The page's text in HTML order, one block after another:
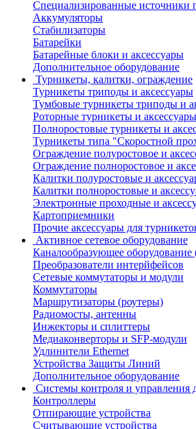
Специализированные источники
Аккумуляторы
Стабилизаторы
Батарейки
Батарейные блоки и аксессуары
Дополнительное оборудование
Турникеты, калитки, ограждение
Турникеты триподы и аксессуары
Тумбовые турникеты триподы и
Роторные турникеты и аксессуары
Полноростовые турникеты и
Турникеты типа "Скоростной
Ограждение полуростовое и
Ограждение полноростовое и
Калитки полуростовые и
Калитки полноростовые и
Электронные проходные и
Картоприемники
Прочие аксессуары для
Активное сетевое оборудование
Каналообразующее оборудование
Преобразователи интерйфейсов
Сетевые коммутаторы и модули
Коммутаторы
Маршрутизаторы (роутеры)
Радиомосты, антенны
Инжекторы и сплиттеры
Медиаконверторы и SFP-модули
Удлинители Ethernet
Устройства Защиты Линий
Дополнительное оборудование
Системы контроля и управления
Контроллеры
Отпирающие устройства
Считывающие устройства